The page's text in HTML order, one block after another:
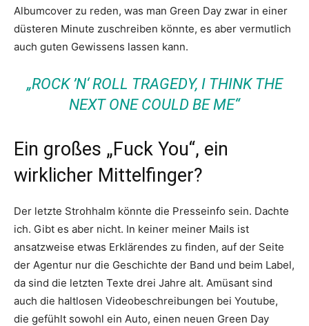
Albumcover zu reden, was man Green Day zwar in einer
düsteren Minute zuschreiben könnte, es aber vermutlich
auch guten Gewissens lassen kann.
„ROCK ’N‘ ROLL TRAGEDY, I THINK THE
NEXT ONE COULD BE ME“
Ein großes „Fuck You“, ein
wirklicher Mittelfinger?
Der letzte Strohhalm könnte die Presseinfo sein. Dachte
ich. Gibt es aber nicht. In keiner meiner Mails ist
ansatzweise etwas Erklärendes zu finden, auf der Seite
der Agentur nur die Geschichte der Band und beim Label,
da sind die letzten Texte drei Jahre alt. Amüsant sind
auch die haltlosen Videobeschreibungen bei Youtube,
die gefühlt sowohl ein Auto, einen neuen Green Day